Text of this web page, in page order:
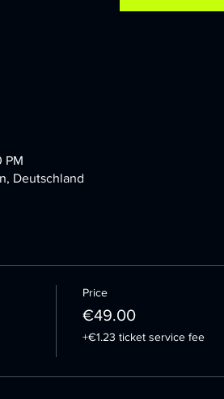
PM
Deutschland
Price
€49.00
+€1.23 ticket service fee